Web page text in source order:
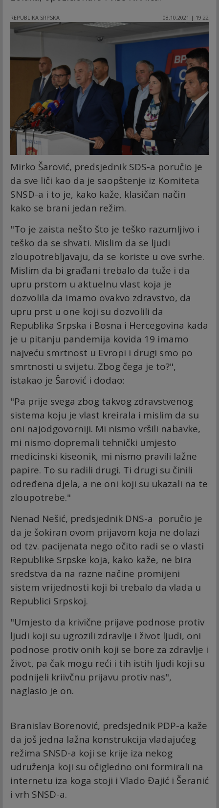
REPUBLIKA SRPSKA 08.10.2021 | 19:22
Mirko Šarović, predsjednik SDS-a poručio je
da sve liči kao da je saopštenje iz Komiteta
SNSD-a i to je, kako kaže, klasičan način
kako se brani jedan režim.
"To je zaista nešto što je teško razumljivo i
teško da se shvati. Mislim da se ljudi
zloupotrebljavaju, da se koriste u ove svrhe.
Mislim da bi građani trebalo da tuže i da
upru prstom u aktuelnu vlast koja je
dozvolila da imamo ovakvo zdravstvo, da
upru prst u one koji su dozvolili da
Republika Srpska i Bosna i Hercegovina kada
je u pitanju pandemija kovida 19 imamo
najveću smrtnost u Evropi i drugi smo po
smrtnosti u svijetu. Zbog čega je to?",
istakao je Šarović i dodao:
"Pa prije svega zbog takvog zdravstvenog
sistema koju je vlast kreirala i mislim da su
oni najodgovorniji. Mi nismo vršili nabavke,
mi nismo dopremali tehnički umjesto
medicinski kiseonik, mi nismo pravili lažne
papire. To su radili drugi. Ti drugi su činili
određena djela, a ne oni koji su ukazali na te
zloupotrebe."
Nenad Nešić, predsjednik DNS-a poručio je
da je šokiran ovom prijavom koja ne dolazi
od tzv. pacijenata nego očito radi se o vlasti
Republike Srpske koja, kako kaže, ne bira
sredstva da na razne načine promijeni
sistem vrijednosti koji bi trebalo da vlada u
Republici Srpskoj.
"Umjesto da krivične prijave podnose protiv
ljudi koji su ugrozili zdravlje i život ljudi, oni
podnose protiv onih koji se bore za zdravlje i
život, pa čak mogu reći i tih istih ljudi koji su
podnijeli kriivčnu prijavu protiv nas",
naglasio je on.
Branislav Borenović, predsjednik PDP-a kaže
da još jedna lažna konstrukcija vladajućeg
režima SNSD-a koji se krije iza nekog
udruženja koji su očigledno oni formirali na
internetu iza koga stoji i Vlado Đajić i Šeranić
i vrh SNSD-a.